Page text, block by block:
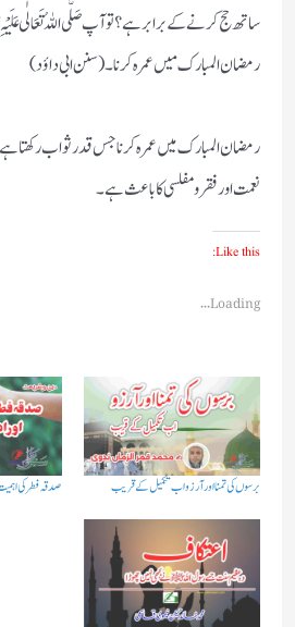
ساتھ حج کرنے کے برابر ہے؟ تو آپ صَلَّی اللہُ تَعَالٰی عَلَیْہِ
رمضان المبارک ميں عمرہ کرنا۔(سنن ابی داؤد)
رمضان المبارک میں عمرہ کرنا جس قدر ثواب
نعمت اور فقر و مفلسی کاباعث ہے۔
Like this:
Loading...
برسوں کی تمنا اور آرزو اب تکمیل کے قریب صدقہ فطر کی